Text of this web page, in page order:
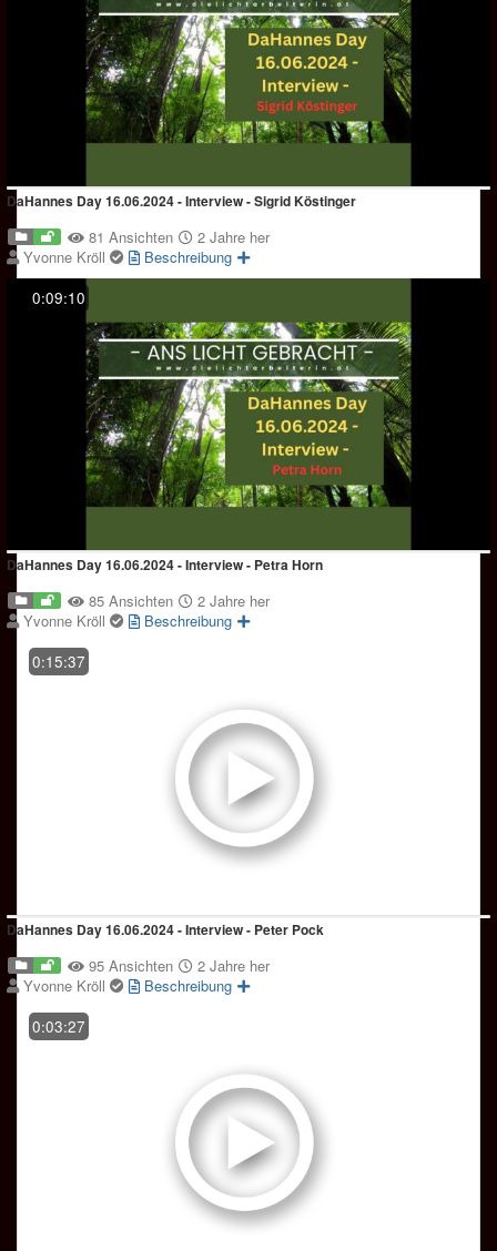
DaHannes Day 16.06.2024 - Interview - Sigrid Köstinger
81 Ansichten
2 Jahre her
Yvonne Kröll
Beschreibung
0:09:10
DaHannes Day 16.06.2024 - Interview - Petra Horn
85 Ansichten
2 Jahre her
Yvonne Kröll
Beschreibung
0:15:37
DaHannes Day 16.06.2024 - Interview - Peter Pock
95 Ansichten
2 Jahre her
Yvonne Kröll
Beschreibung
0:03:27